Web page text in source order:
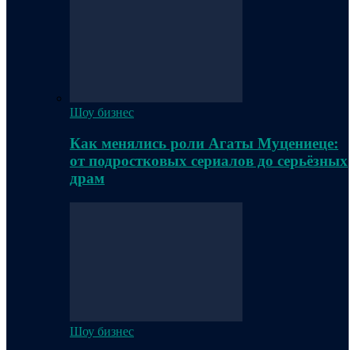
Шоу бизнес
Как менялись роли Агаты Муцениеце:
от подростковых сериалов до серьёзных
драм
Шоу бизнес